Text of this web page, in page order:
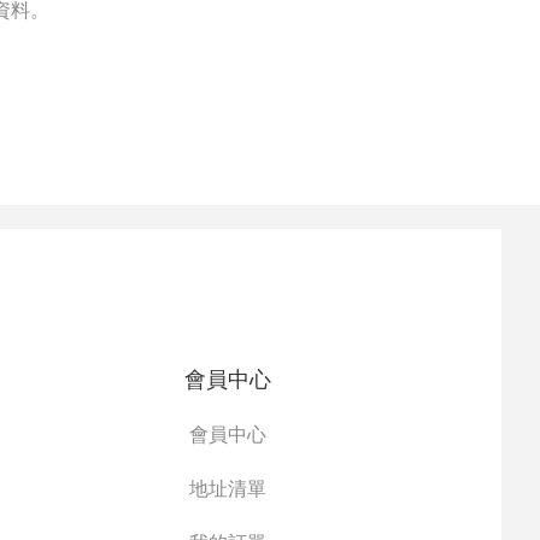
。
會員中心
會員中心
地址清單